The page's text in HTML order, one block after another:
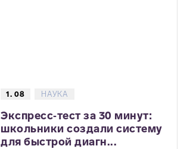
1. 08 НАУКА
Экспресс‑тест за 30 минут:
школьники создали систему
для быстрой диагн...